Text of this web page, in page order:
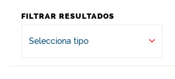
FILTRAR RESULTADOS
Selecciona tipo